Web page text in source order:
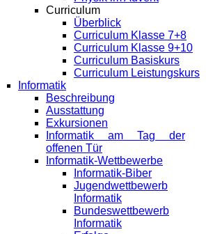
Curriculum
Überblick
Curriculum Klasse 7+8
Curriculum Klasse 9+10
Curriculum Basiskurs
Curriculum Leistungskurs
Informatik
Beschreibung
Ausstattung
Exkursionen
Informatik am Tag der
offenen Tür
Informatik-Wettbewerbe
Informatik-Biber
Jugendwettbewerb
Informatik
Bundeswettbewerb
Informatik